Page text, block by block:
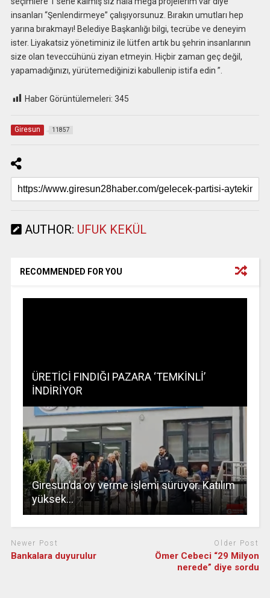
insanları “Şenlendirmeye” çalışıyorsunuz. Bırakın umutları hep
yarına bırakmayı! Belediye Başkanlığı bilgi, tecrübe ve deneyim
ister. Liyakatsiz yönetiminiz ile lütfen artık bu şehrin insanlarının
size olan teveccühünü ziyan etmeyin. Hiçbir zaman geç değil,
yapamadığınızı, yürütemediğinizi kabullenip istifa edin ”.
Haber Görüntülemeleri: 345
Giresun 11857
AUTHOR: UFUK KEKÜL
RECOMMENDED FOR YOU
ÜRETİCİ FINDIĞI PAZARA ‘TEMKİNLİ’
İNDİRİYOR
Giresun’da oy verme işlemi sürüyor. Katılım
yüksek…
Newer Post
Bankalara duyurulur
Older Post
Ömer Cebeci “29 Milyon
nerede” diye sordu